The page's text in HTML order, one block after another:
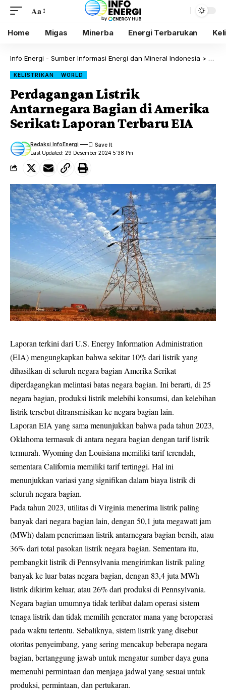
Aa
Home Migas Minerba Energi Terbarukan
Info Energi - Sumber Informasi Energi dan Mineral Indonesia > Blog
KELISTRIKAN WORLD
Perdagangan Listrik
Antarnegara Bagian di Amerika
Serikat: Laporan Terbaru EIA
Last Updated: 29 Desember 2024 5:38 Pm
Redaksi InfoEnergi
Laporan terkini dari U.S. Energy Information Administration
(EIA) mengungkapkan bahwa sekitar 10% dari listrik yang
dihasilkan di seluruh negara bagian Amerika Serikat
diperdagangkan melintasi batas negara bagian. Ini berarti, di 25
negara bagian, produksi listrik melebihi konsumsi, dan kelebihan
listrik tersebut ditransmisikan ke negara bagian lain.
Laporan EIA yang sama menunjukkan bahwa pada tahun 2023,
Oklahoma termasuk di antara negara bagian dengan tarif listrik
termurah. Wyoming dan Louisiana memiliki tarif terendah,
sementara California memiliki tarif tertinggi. Hal ini
menunjukkan variasi yang signifikan dalam biaya listrik di
seluruh negara bagian.
Pada tahun 2023, utilitas di Virginia menerima listrik paling
banyak dari negara bagian lain, dengan 50,1 juta megawatt jam
(MWh) dalam penerimaan listrik antarnegara bagian bersih, atau
36% dari total pasokan listrik negara bagian. Sementara itu,
pembangkit listrik di Pennsylvania mengirimkan listrik paling
banyak ke luar batas negara bagian, dengan 83,4 juta MWh
listrik dikirim keluar, atau 26% dari produksi di Pennsylvania.
Negara bagian umumnya tidak terlibat dalam operasi sistem
tenaga listrik dan tidak memilih generator mana yang beroperasi
pada waktu tertentu. Sebaliknya, sistem listrik yang disebut
otoritas penyeimbang, yang sering mencakup beberapa negara
bagian, bertanggung jawab untuk mengatur sumber daya guna
memenuhi permintaan dan menjaga jadwal yang sesuai untuk
produksi, permintaan, dan pertukaran.